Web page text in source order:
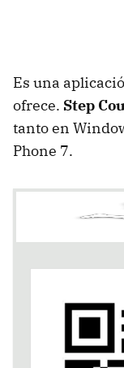
Es una
ofrece. Step
tanto en
Phone 7.